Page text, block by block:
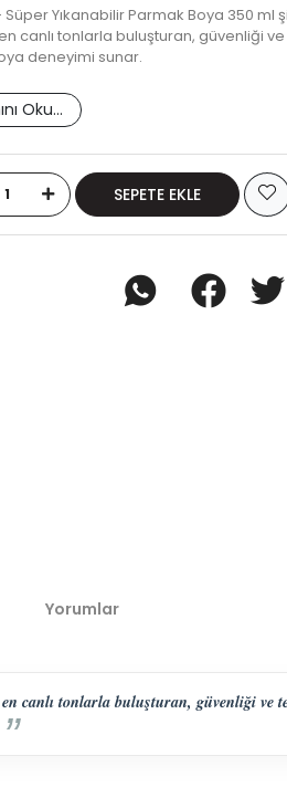
Yıkanabilir Parmak Boya 350 ml
en canlı tonlarla buluşturan, güvenliği
deneyimi sunar.
Oku...
SEPETE EKLE
Yorumlar
canlı tonlarla buluşturan, güvenliği ve